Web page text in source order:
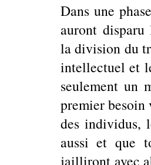
Dans une
auront
la division du
intellectuel et
seulement un
premier
des individus,
aussi et que
jailliront avec